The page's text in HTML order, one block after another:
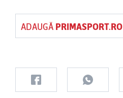
ADAUGĂ PRIMASPORT.RO